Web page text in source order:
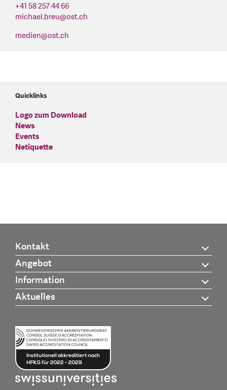
+41 58 257 44 66
michael.breu@ost.ch
medien@ost.ch
Quicklinks
Logo zum Download
News
Events
Netiquette
Kontakt
Angebot
Information
Aktuelles